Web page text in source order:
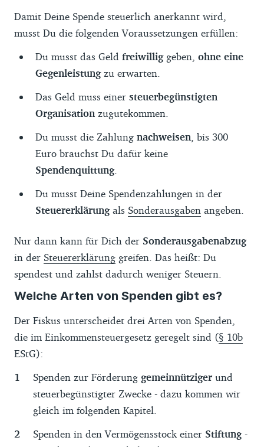
Damit Deine Spende steuerlich anerkannt wird,
musst Du die folgenden Voraussetzungen erfüllen:
Du musst das Geld freiwilliggeben, ohne eine
Gegenleistungzu erwarten.
Das Geld muss einer steuerbegünstigten
Organisation zugutekommen.
Du musst die Zahlung nachweisen , bis 300
Euro brauchst Du dafür keine
Spendenquittung.
Du musst Deine Spendenzahlungen in der
Steuererklärungals Sonderausgaben angeben.
Nur dann kann für Dich der Sonderausgabenabzug
in der Steuererklärung greifen. Das heißt: Du
spendest und zahlst dadurch weniger Steuern.
Welche Arten von Spenden gibt es?
Der Fiskus unterscheidet drei Arten von Spenden,
die im Einkommensteuergesetz geregelt sind (§ 10b
EStG):
Spenden zur Förderung gemeinnütziger und
steuerbegünstigter Zwecke - dazu kommen wir
gleich im folgenden Kapitel.
Spenden in den Vermögensstock einer Stiftung-